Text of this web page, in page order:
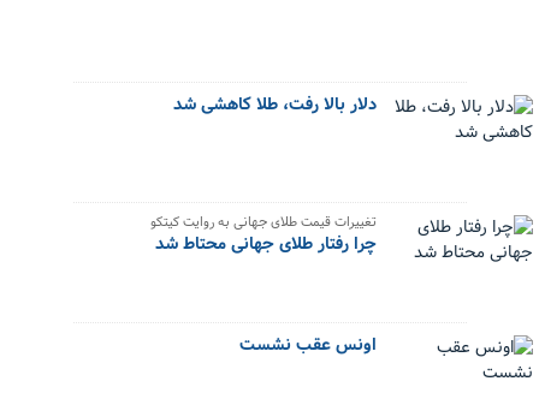
دلار بالا رفت، طلا کاهشی شد
تغییرات قیمت طلای جهانی به روایت کیتکو
چرا رفتار طلای جهانی محتاط شد
اونس عقب نشست